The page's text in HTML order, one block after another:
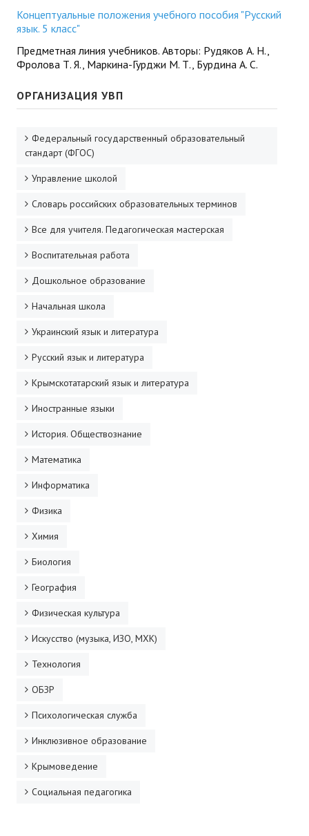
В ПОМОЩЬ УЧИТЕЛЮ
Организация УВП
ГИА
Советуем прочитать
Готовимся к новому учебному году 2026-2027
Повышение квалификации
КОНТАКТЫ
Концептуальные положения учебного пособия "Русский
язык. 5 класс"
Предметная линия учебников. Авторы: Рудяков А. Н.,
Фролова Т. Я., Маркина-Гурджи М. Т., Бурдина А. С.
ОРГАНИЗАЦИЯ УВП
Федеральный государственный образовательный
стандарт (ФГОС)
Управление школой
Словарь российских образовательных терминов
Все для учителя. Педагогическая мастерская
Воспитательная работа
Дошкольное образование
Начальная школа
Украинский язык и литература
Русский язык и литература
Крымскотатарский язык и литература
Иностранные языки
История. Обществознание
Математика
Информатика
Физика
Химия
Биология
География
Физическая культура
Искусство (музыка, ИЗО, МХК)
Технология
ОБЗР
Психологическая служба
Инклюзивное образование
Крымоведение
Социальная педагогика